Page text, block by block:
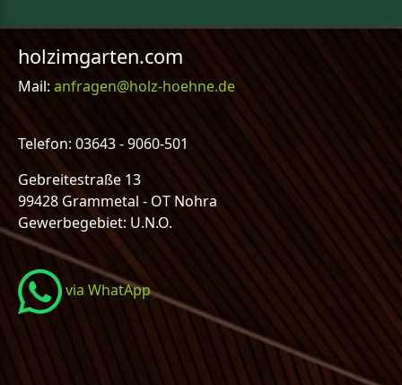
holzimgarten.com
Mail:anfragen@holz-hoehne.de
Telefon: 03643 - 9060-501
Gebreitestraße 13
99428 Grammetal - OT Nohra
Gewerbegebiet: U.N.O.
via WhatApp